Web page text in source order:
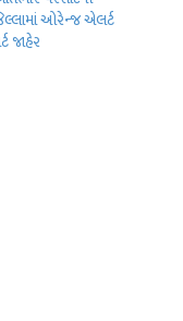
ઓરેન્જ એલર્ટ
જાહેર